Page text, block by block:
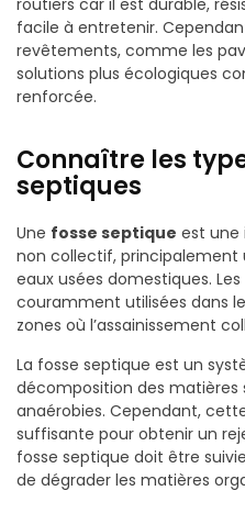
facile à entretenir.
revêtements, comme les
solutions plus écologiques
renforcée.
Connaître les
septiques
Une fosse septique est une
non collectif, principalement
eaux usées domestiques.
couramment utilisées dans
zones où l’assainissement
La fosse septique est un
décomposition des matières
anaérobies. Cependant,
suffisante pour obtenir un
fosse septique doit être
de dégrader les matières